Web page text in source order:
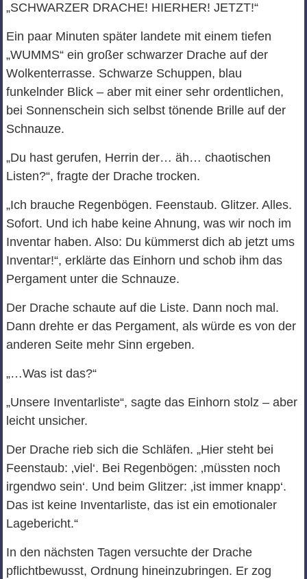
„SCHWARZER DRACHE! HIERHER! JETZT!“
Ein paar Minuten später landete mit einem tiefen
„WUMMS“ ein großer schwarzer Drache auf der
Wolkenterrasse. Schwarze Schuppen, blau
funkelnder Blick – aber mit einer sehr ordentlichen,
bei Sonnenschein sich selbst tönende Brille auf der
Schnauze.
„Du hast gerufen, Herrin der… äh… chaotischen
Listen?“, fragte der Drache trocken.
„Ich brauche Regenbögen. Feenstaub. Glitzer. Alles.
Sofort. Und ich habe keine Ahnung, was wir noch im
Inventar haben. Also: Du kümmerst dich ab jetzt ums
Inventar!“, erklärte das Einhorn und schob ihm das
Pergament unter die Schnauze.
Der Drache schaute auf die Liste. Dann noch mal.
Dann drehte er das Pergament, als würde es von der
anderen Seite mehr Sinn ergeben.
„…Was ist das?“
„Unsere Inventarliste“, sagte das Einhorn stolz – aber
leicht unsicher.
Der Drache rieb sich die Schläfen. „Hier steht bei
Feenstaub: ‚viel‘. Bei Regenbögen: ‚müssten noch
irgendwo sein‘. Und beim Glitzer: ‚ist immer knapp‘.
Das ist keine Inventarliste, das ist ein emotionaler
Lagebericht.“
In den nächsten Tagen versuchte der Drache
pflichtbewusst, Ordnung hineinzubringen. Er zog